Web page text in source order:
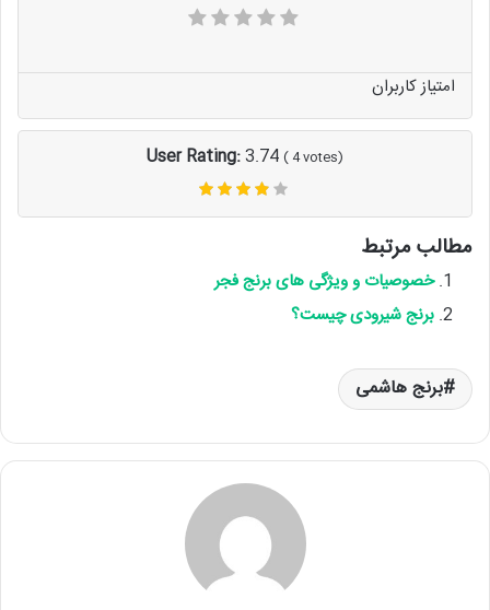
امتیاز کاربران
User Rating:3.74 ( 4votes)
مطالب مرتبط
خصوصیات و ویژگی های برنج فجر
برنج شیرودی چیست؟
برنج هاشمی